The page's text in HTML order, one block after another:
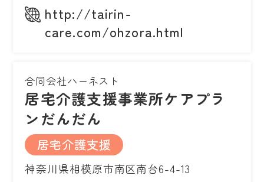
http://tairin-
care.com/ohzora.html
合同会社ハーネスト
居宅介護支援事業所ケアプラ
ンだんだん
居宅介護支援
神奈川県相模原市南区南台6-4-13